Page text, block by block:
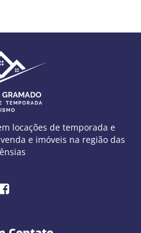
locações de temporada e
e imóveis na região das